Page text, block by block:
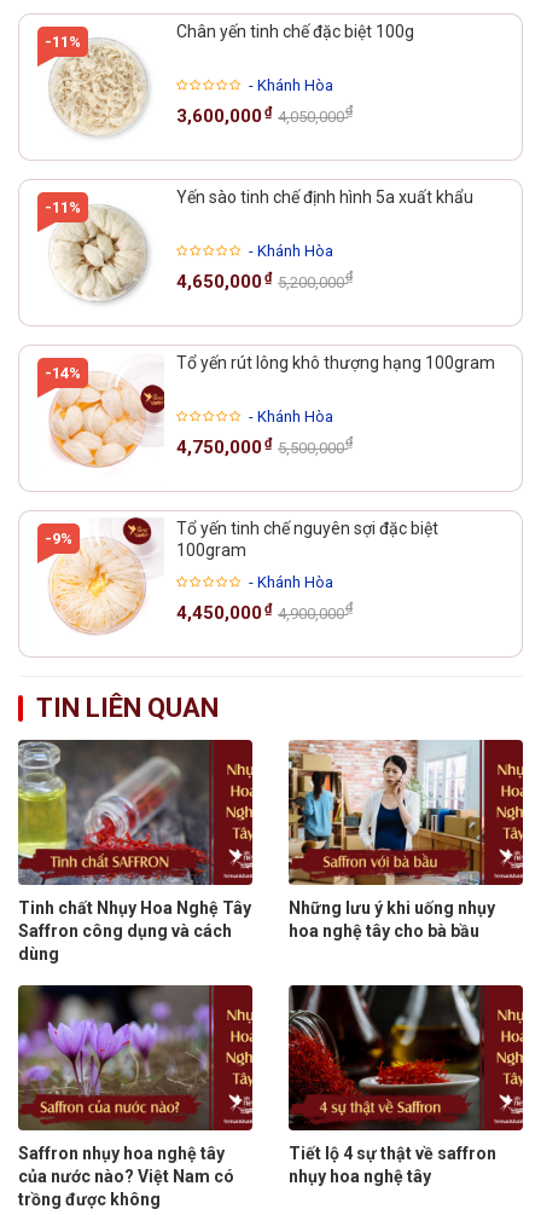
-11%
Chân yến tinh chế đặc biệt 100g
- Khánh Hòa
3,600,000₫ 4,050,000₫
-11%
Yến sào tinh chế định hình 5a xuất khẩu
- Khánh Hòa
4,650,000₫ 5,200,000₫
-14%
Tổ yến rút lông khô thượng hạng 100gram
- Khánh Hòa
4,750,000₫ 5,500,000₫
-9%
Tổ yến tinh chế nguyên sợi đặc biệt
100gram
- Khánh Hòa
4,450,000₫ 4,900,000₫
TIN LIÊN QUAN
Tinh chất Nhụy Hoa Nghệ Tây
Saffron công dụng và cách
dùng
Những lưu ý khi uống nhụy
hoa nghệ tây cho bà bầu
Saffron nhụy hoa nghệ tây
của nước nào? Việt Nam có
trồng được không
Tiết lộ 4 sự thật về saffron
nhụy hoa nghệ tây